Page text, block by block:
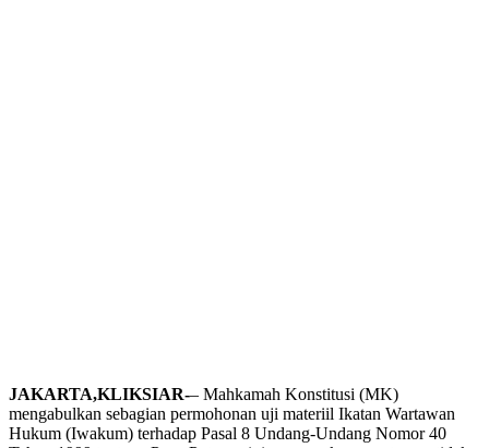
JAKARTA,KLIKSIAR-– Mahkamah Konstitusi (MK)
mengabulkan sebagian permohonan uji materiil Ikatan Wartawan
Hukum (Iwakum) terhadap Pasal 8 Undang-Undang Nomor 40